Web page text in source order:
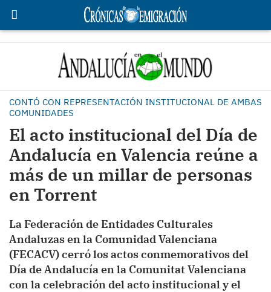
CONTÓ CON REPRESENTACIÓN INSTITUCIONAL DE AMBAS
COMUNIDADES
El acto institucional del Día de
Andalucía en Valencia reúne a
más de un millar de personas
en Torrent
La Federación de Entidades Culturales
Andaluzas en la Comunidad Valenciana
(FECACV) cerró los actos conmemorativos del
Día de Andalucía en la Comunitat Valenciana
con la celebración del acto institucional y el